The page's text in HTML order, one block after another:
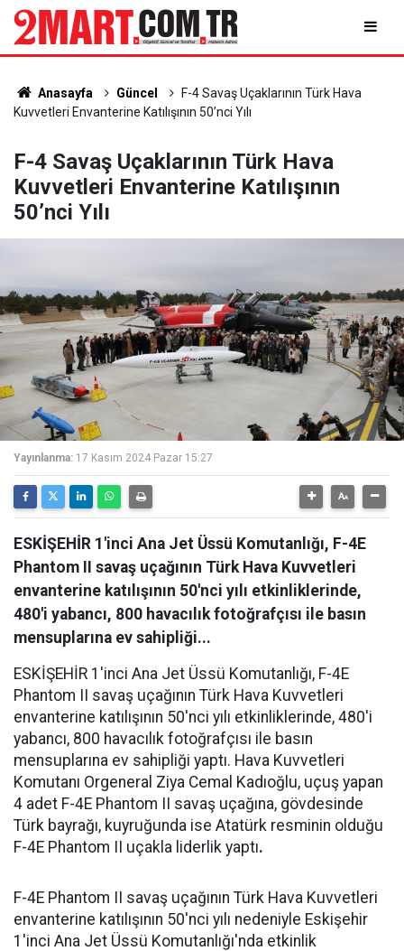
Anasayfa Güncel
F-4 Savaş Uçaklarının Türk Hava
Kuvvetleri Envanterine Katılışının 50’nci Yılı
F-4 Savaş Uçaklarının Türk Hava
Kuvvetleri Envanterine Katılışının
50’nci Yılı
Yayınlanma: 17 Kasım 2024 Pazar 15:27
ESKİŞEHİR 1'inci Ana Jet Üssü Komutanlığı, F-4E
Phantom II savaş uçağının Türk Hava Kuvvetleri
envanterine katılışının 50'nci yılı etkinliklerinde,
480'i yabancı, 800 havacılık fotoğrafçısı ile basın
mensuplarına ev sahipliği...
ESKİŞEHİR 1'inci Ana Jet Üssü Komutanlığı, F-4E
Phantom II savaş uçağının Türk Hava Kuvvetleri
envanterine katılışının 50'nci yılı etkinliklerinde, 480'i
yabancı, 800 havacılık fotoğrafçısı ile basın
mensuplarına ev sahipliği yaptı. Hava Kuvvetleri
Komutanı Orgeneral Ziya Cemal Kadıoğlu, uçuş yapan
4 adet F-4E Phantom II savaş uçağına, gövdesinde
Türk bayrağı, kuyruğunda ise Atatürk resminin olduğu
F-4E Phantom II uçakla liderlik yaptı.
F-4E Phantom II savaş uçağının Türk Hava Kuvvetleri
envanterine katılışının 50'nci yılı nedeniyle Eskişehir
1'inci Ana Jet Üssü Komutanlığı'nda etkinlik